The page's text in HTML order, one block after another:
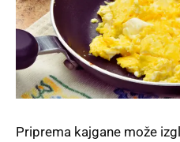
Priprema kajgane može